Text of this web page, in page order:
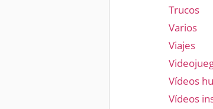
Trucos
Varios
Viajes
Vídeos
Vídeos